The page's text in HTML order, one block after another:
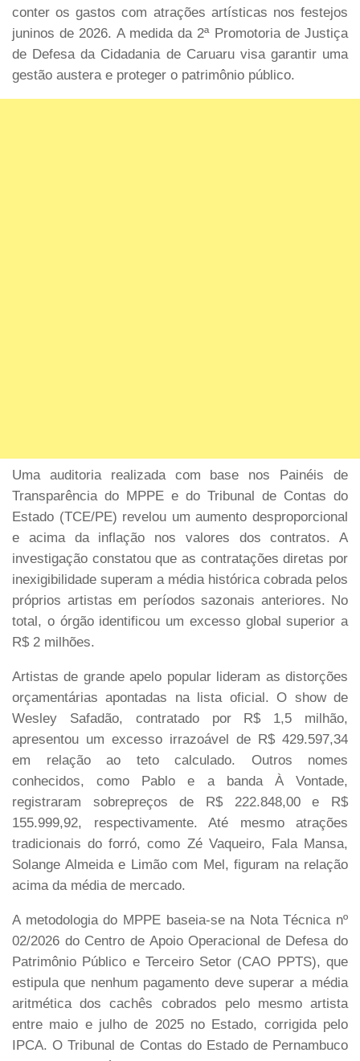
conter os gastos com atrações artísticas nos festejos
juninos de 2026. A medida da 2ª Promotoria de Justiça
de Defesa da Cidadania de Caruaru visa garantir uma
gestão austera e proteger o patrimônio público.
Uma auditoria realizada com base nos Painéis de
Transparência do MPPE e do Tribunal de Contas do
Estado (TCE/PE) revelou um aumento desproporcional
e acima da inflação nos valores dos contratos. A
investigação constatou que as contratações diretas por
inexigibilidade superam a média histórica cobrada pelos
próprios artistas em períodos sazonais anteriores. No
total, o órgão identificou um excesso global superior a
R$ 2 milhões.
Artistas de grande apelo popular lideram as distorções
orçamentárias apontadas na lista oficial. O show de
Wesley Safadão, contratado por R$ 1,5 milhão,
apresentou um excesso irrazoável de R$ 429.597,34
em relação ao teto calculado. Outros nomes
conhecidos, como Pablo e a banda À Vontade,
registraram sobrepreços de R$ 222.848,00 e R$
155.999,92, respectivamente. Até mesmo atrações
tradicionais do forró, como Zé Vaqueiro, Fala Mansa,
Solange Almeida e Limão com Mel, figuram na relação
acima da média de mercado.
A metodologia do MPPE baseia-se na Nota Técnica nº
02/2026 do Centro de Apoio Operacional de Defesa do
Patrimônio Público e Terceiro Setor (CAO PPTS), que
estipula que nenhum pagamento deve superar a média
aritmética dos cachês cobrados pelo mesmo artista
entre maio e julho de 2025 no Estado, corrigida pelo
IPCA. O Tribunal de Contas do Estado de Pernambuco